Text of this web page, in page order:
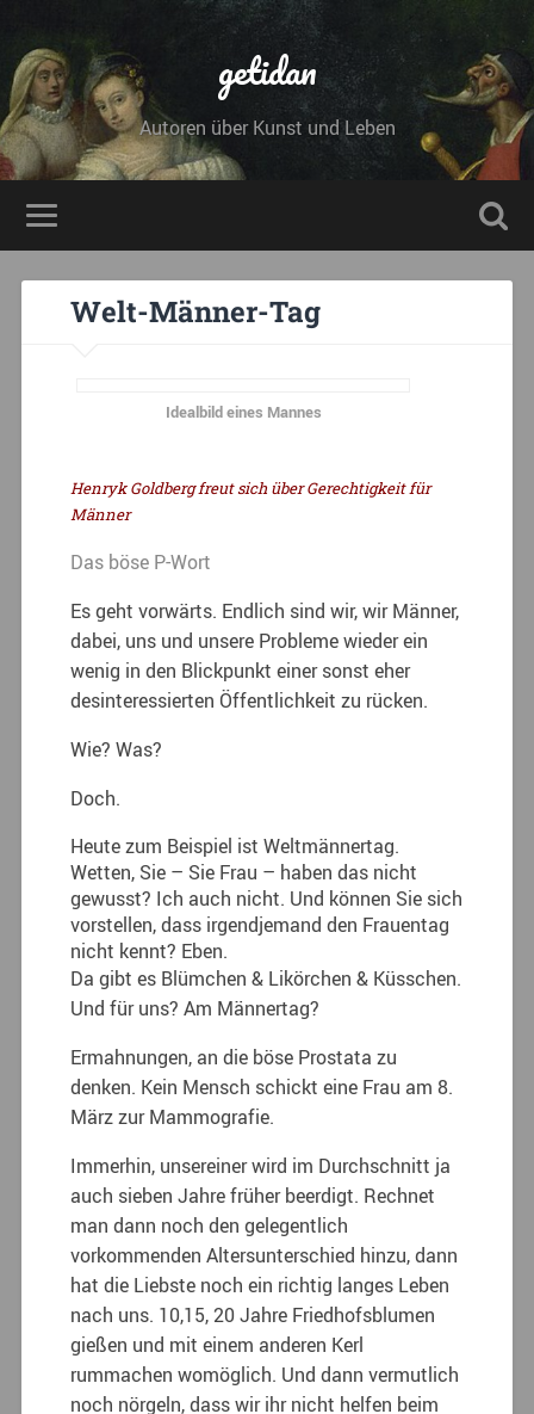
getidan
Autoren über Kunst und Leben
Welt-Männer-Tag
Idealbild eines Mannes
Henryk Goldberg freut sich über Gerechtigkeit für
Männer
Das böse P-Wort
Es geht vorwärts. Endlich sind wir, wir Männer,
dabei, uns und unsere Probleme wieder ein
wenig in den Blickpunkt einer sonst eher
desinteressierten Öffentlichkeit zu rücken.
Wie? Was?
Doch.
Heute zum Beispiel ist Weltmännertag.
Wetten, Sie – Sie Frau – haben das nicht
gewusst? Ich auch nicht. Und können Sie sich
vorstellen, dass irgendjemand den Frauentag
nicht kennt? Eben.
Da gibt es Blümchen & Likörchen & Küsschen.
Und für uns? Am Männertag?
Ermahnungen, an die böse Prostata zu
denken. Kein Mensch schickt eine Frau am 8.
März zur Mammografie.
Immerhin, unsereiner wird im Durchschnitt ja
auch sieben Jahre früher beerdigt. Rechnet
man dann noch den gelegentlich
vorkommenden Altersunterschied hinzu, dann
hat die Liebste noch ein richtig langes Leben
nach uns. 10,15, 20 Jahre Friedhofsblumen
gießen und mit einem anderen Kerl
rummachen womöglich. Und dann vermutlich
noch nörgeln, dass wir ihr nicht helfen beim